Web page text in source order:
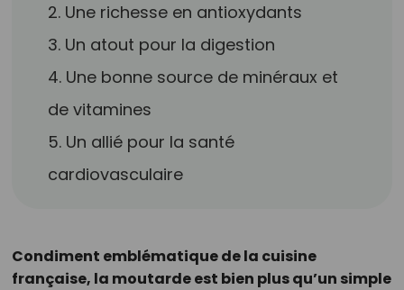
2. Une richesse en antioxydants
3. Un atout pour la digestion
4. Une bonne source de minéraux et
de vitamines
5. Un allié pour la santé
cardiovasculaire
Condiment emblématique de la cuisine
française, la moutarde est bien plus qu’un simple